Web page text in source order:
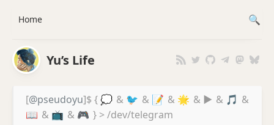
Yu’s Life
[@pseudoyu]$ { 💭 & 🐦 & 📝 & 🌟 & ▶️ & 🎵 &
📖 & 📺 & 🎮 } > /dev/telegram
Home